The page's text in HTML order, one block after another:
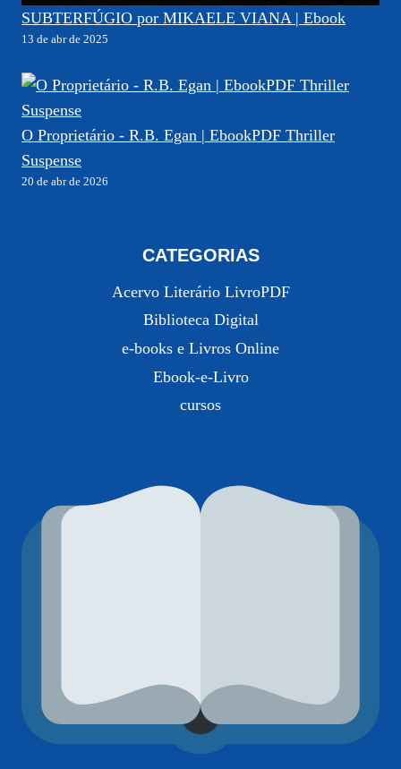
SUBTERFÚGIO por MIKAELE VIANA | Ebook
13 de abr de 2025
O Proprietário - R.B. Egan | EbookPDF Thriller
Suspense
20 de abr de 2026
CATEGORIAS
Acervo Literário LivroPDF
Biblioteca Digital
e-books e Livros Online
Ebook-e-Livro
cursos